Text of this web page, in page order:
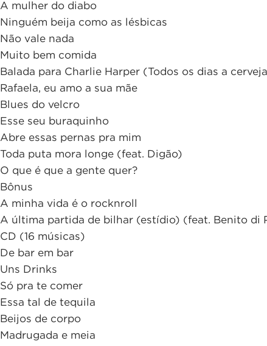
A mulher do diabo
Ninguém beija como as lésbicas
Não vale nada
Muito bem comida
Balada para Charlie Harper (Todos os dias a
Rafaela, eu amo a sua mãe
Blues do velcro
Esse seu buraquinho
Abre essas pernas pra mim
Toda puta mora longe (feat. Digão)
O que é que a gente quer?
Bônus
A minha vida é o rocknroll
A última partida de bilhar (estídio) (feat. Benito di
CD (16 músicas)
De bar em bar
Uns Drinks
Só pra te comer
Essa tal de tequila
Beijos de corpo
Madrugada e meia